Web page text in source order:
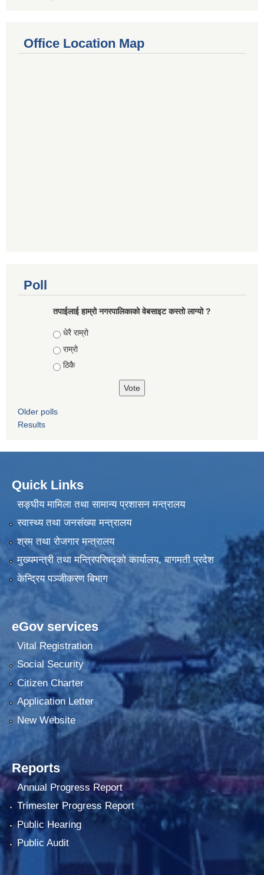
Office Location Map
Poll
तपाईलाई हाम्रो नगरपालिकाको वेबसाइट कस्तो लाग्यो ?
Choices
धेरै राम्रो
राम्रो
ठिकै
Older polls
Results
Quick Links
सङ्घीय मामिला तथा सामान्य प्रशासन मन्त्रालय
स्वास्थ्य तथा जनसंख्या मन्त्रालय
श्रम तथा रोजगार मन्त्रालय
मुख्यमन्त्री तथा मन्त्रिपरिषद्को कार्यालय, बागमती प्रदेश
केन्द्रिय पञ्जीकरण बिभाग
eGov services
Vital Registration
Social Security
Citizen Charter
Application Letter
New Website
Reports
Annual Progress Report
Trimester Progress Report
Public Hearing
Public Audit